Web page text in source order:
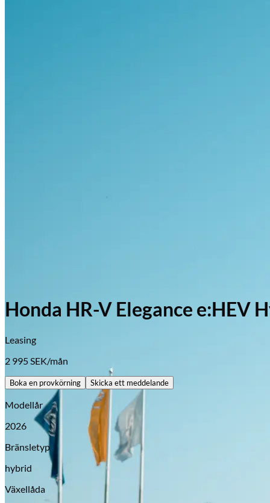
Honda HR-V Elegance e:HEV
Leasing
2 995 SEK/mån
Boka en provkörning Skicka ett meddelande
Modellår
2026
Bränsletyp
hybrid
Växellåda